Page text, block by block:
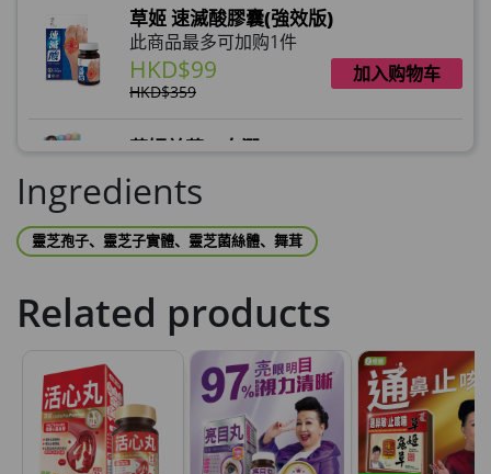
草姬 速滅酸膠囊(強效版)
此商品最多可加购1件
HKD$99
HKD$359
加入购物车
草姬益菌の白潤
HKD$99
草姬 調經緊緻寶
HKD$169
HKD$369
男補精力丸5:1 (到期日2028年1月)
此商品最多可加购1件
HKD$169
HKD$449
加入购物车
Ingredients
靈芝孢子、靈芝子實體、靈芝菌絲體、舞茸
Related products